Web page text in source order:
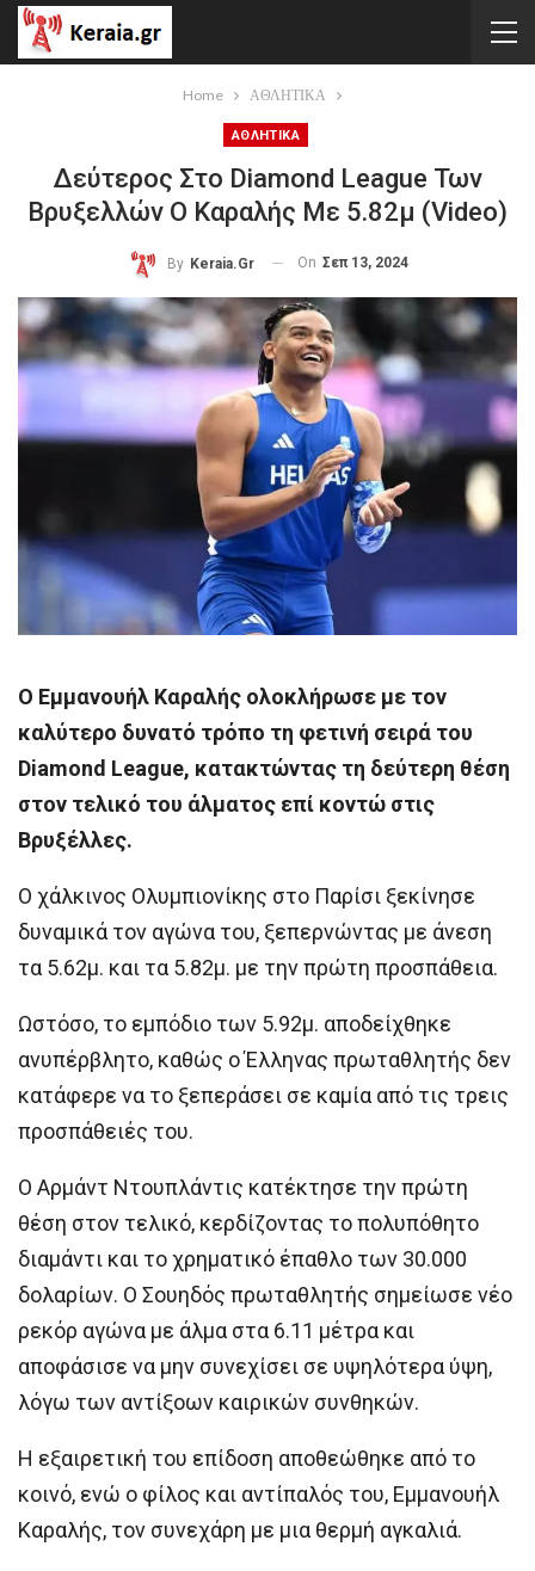
Home ΑΘΛΗΤΙΚΑ
ΑΘΛΗΤΙΚΑ
Δεύτερος Στο Diamond League Των
Βρυξελλών Ο Καραλής Με 5.82μ (video)
By Keraia.gr On Σεπ 13, 2024
Ο Εμμανουήλ Καραλής ολοκλήρωσε με τον
καλύτερο δυνατό τρόπο τη φετινή σειρά του
Diamond League, κατακτώντας τη δεύτερη θέση
στον τελικό του άλματος επί κοντώ στις
Βρυξέλλες.
Ο χάλκινος Ολυμπιονίκης στο Παρίσι ξεκίνησε
δυναμικά τον αγώνα του, ξεπερνώντας με άνεση
τα 5.62μ. και τα 5.82μ. με την πρώτη προσπάθεια.
Ωστόσο, το εμπόδιο των 5.92μ. αποδείχθηκε
ανυπέρβλητο, καθώς ο Έλληνας πρωταθλητής δεν
κατάφερε να το ξεπεράσει σε καμία από τις τρεις
προσπάθειές του.
Ο Αρμάντ Ντουπλάντις κατέκτησε την πρώτη
θέση στον τελικό, κερδίζοντας το πολυπόθητο
διαμάντι και το χρηματικό έπαθλο των 30.000
δολαρίων. Ο Σουηδός πρωταθλητής σημείωσε νέο
ρεκόρ αγώνα με άλμα στα 6.11 μέτρα και
αποφάσισε να μην συνεχίσει σε υψηλότερα ύψη,
λόγω των αντίξοων καιρικών συνθηκών.
Η εξαιρετική του επίδοση αποθεώθηκε από το
κοινό, ενώ ο φίλος και αντίπαλός του, Εμμανουήλ
Καραλής, τον συνεχάρη με μια θερμή αγκαλιά.